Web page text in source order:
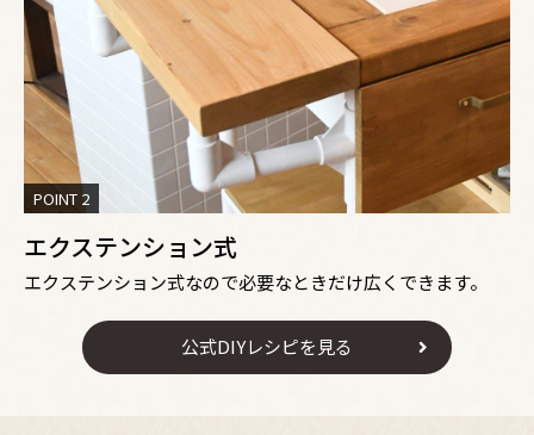
POINT 2
エクステンション式
エクステンション式なので必要なときだけ広くできます。
公式DIYレシピを見る